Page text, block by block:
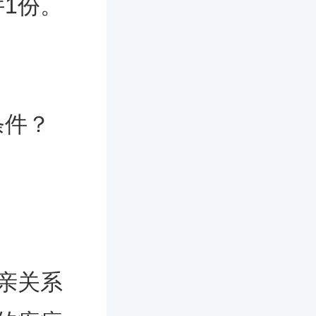
份。
？
关系